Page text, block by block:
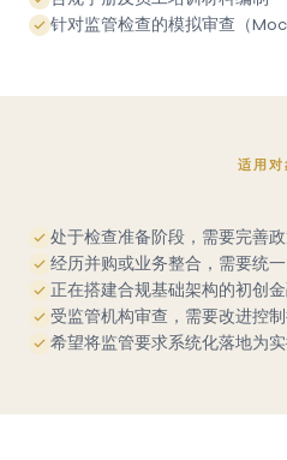
针对监管检查的模拟审查（
适用对
处于检查准备阶段，需要完善
经历并购或业务整合，需要统
正在搭建合规基础架构的初创
受监管机构审查，需要改进控
希望将监管要求系统化落地为